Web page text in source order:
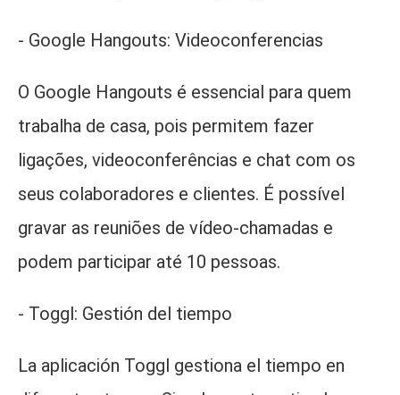
- Google Hangouts: Videoconferencias
O Google Hangouts é essencial para quem
trabalha de casa, pois permitem fazer
ligações, videoconferências e chat com os
seus colaboradores e clientes. É possível
gravar as reuniões de vídeo-chamadas e
podem participar até 10 pessoas.
- Toggl: Gestión del tiempo
La aplicación Toggl gestiona el tiempo en